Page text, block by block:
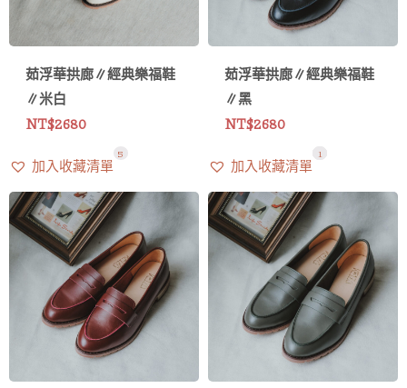
茹浮華拱廊∥經典樂福鞋
∥米白
NT$2680
加入收藏清單
5
茹浮華拱廊∥經典樂福鞋
∥黑
NT$2680
加入收藏清單
811